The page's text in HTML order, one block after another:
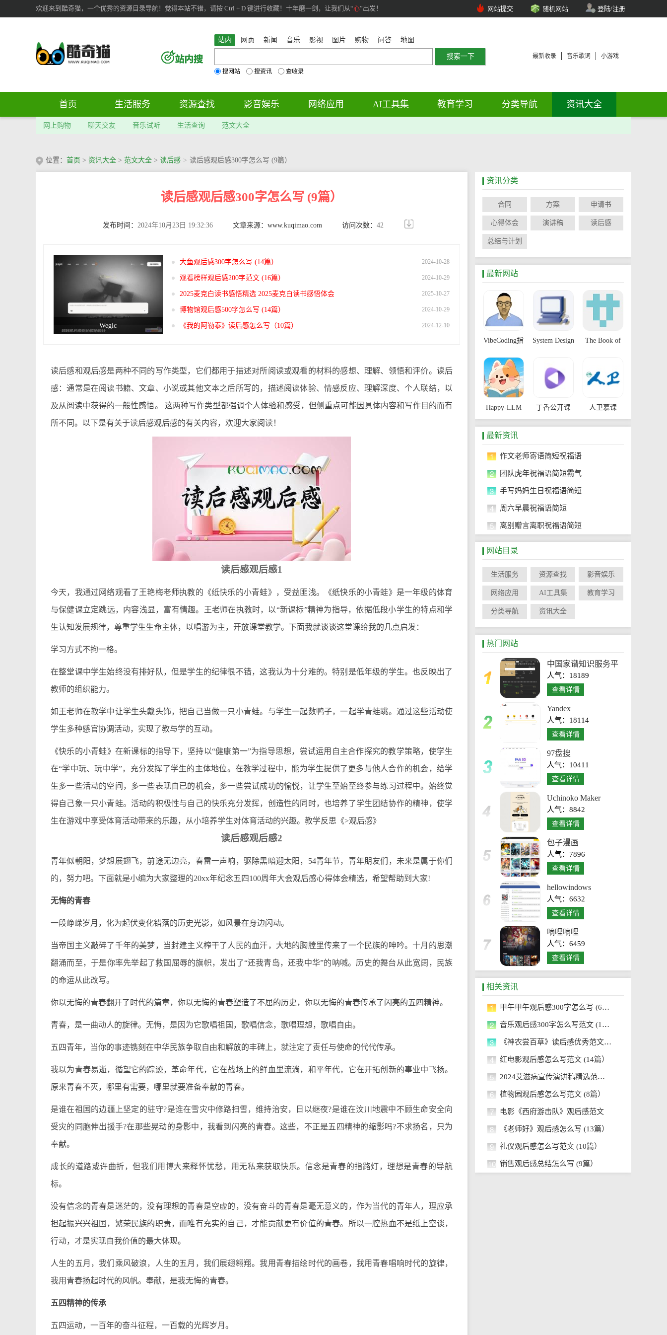
欢迎来到酷奇猫，一个优秀的资源目录导航！觉得本站不错，请按 Ctrl + D 键进行收藏！十年磨一剑，让我们从“心”出发！ 网站提交 随机网站 登陆/注册
站内 网页 新闻 音乐 影视 图片 购物 问答 地图
搜网站 搜资讯 查收录
最新收录 音乐歌词 小游戏
首页 生活服务 资源查找 影音娱乐 网络应用 AI工具集 教育学习 分类导航 资讯大全
网上购物 聊天交友 音乐试听 生活查询 范文大全
位置： 首页 > 资讯大全 > 范文大全 > 读后感 > 读后感观后感300字怎么写 (9篇）
读后感观后感300字怎么写 (9篇）
发布时间： 2024年10月23日 19:32:36 文章来源： www.kuqimao.com 访问次数： 42
Wegic
大鱼观后感300字怎么写 (14篇） 2024-10-28
观看榜样观后感200字范文 (16篇） 2024-10-29
2025麦克白读书感悟精选 2025麦克白读书感悟体会 2025-10-27
博物馆观后感500字怎么写 (14篇） 2024-10-29
《我的阿勒泰》读后感怎么写（10篇） 2024-12-10
读后感和观后感是两种不同的写作类型，它们都用于描述对所阅读或观看的材料的感想、理解、领悟和评价。读后
感：通常是在阅读书籍、文章、小说或其他文本之后所写的，描述阅读体验、情感反应、理解深度、个人联结，以
及从阅读中获得的一般性感悟。 这两种写作类型都强调个人体验和感受，但侧重点可能因具体内容和写作目的而有
所不同。以下是有关于读后感观后感的有关内容，欢迎大家阅读！
读后感观后感1
今天，我通过网络观看了王艳梅老师执教的《纸快乐的小青蛙》，受益匪浅。《纸快乐的小青蛙》是一年级的体育
与保健课立定跳远，内容浅显，富有情趣。王老师在执教时，以“新课标”精神为指导，依据低段小学生的特点和学
生认知发展规律，尊重学生生命主体，以唱游为主，开放课堂教学。下面我就谈谈这堂课给我的几点启发：
学习方式不拘一格。
在整堂课中学生始终没有排好队，但是学生的纪律很不错，这我认为十分难的。特别是低年级的学生。也反映出了
教师的组织能力。
如王老师在教学中让学生头戴头饰，把自己当做一只小青蛙。与学生一起数鸭子，一起学青蛙跳。通过这些活动使
学生多种感官协调活动，实现了教与学的互动。
《快乐的小青蛙》在新课标的指导下，坚持以“健康第一”为指导思想，尝试运用自主合作探究的教学策略，使学生
在“学中玩、玩中学”，充分发挥了学生的主体地位。在教学过程中，能为学生提供了更多与他人合作的机会，给学
生多一些活动的空间，多一些表现自已的机会，多一些尝试成功的愉悦，让学生至始至终参与练习过程中。始终觉
得自己象一只小青蛙。活动的积极性与自己的快乐充分发挥，创造性的同时，也培养了学生团结协作的精神，使学
生在游戏中享受体育活动带来的乐趣，从小培养学生对体育活动的兴趣。教学反思《>观后感》
读后感观后感2
青年似朝阳，梦想展翅飞，前途无边亮，春雷一声响，驱除黑暗迎太阳，54青年节，青年朋友们，未来是属于你们
的，努力吧。下面就是小编为大家整理的20xx年纪念五四100周年大会观后感心得体会精选，希望帮助到大家!
无悔的青春
一段峥嵘岁月，化为起伏变化错落的历史光影，如风景在身边闪动。
当帝国主义敲碎了千年的美梦，当封建主义榨干了人民的血汗，大地的胸膛里传来了一个民族的呻吟。十月的思潮
翻涌而至，于是你率先举起了救国屈辱的旗帜，发出了“还我青岛，还我中华”的呐喊。历史的舞台从此宽阔，民族
的命运从此改写。
你以无悔的青春翻开了时代的篇章，你以无悔的青春塑造了不屈的历史，你以无悔的青春传承了闪亮的五四精神。
青春，是一曲动人的旋律。无悔，是因为它歌唱祖国，歌唱信念，歌唱理想，歌唱自由。
五四青年，当你的事迹镌刻在中华民族争取自由和解放的丰碑上，就注定了责任与使命的代代传承。
我以为青春易逝，循望它的踪迹，革命年代，它在战场上的鲜血里流淌，和平年代，它在开拓创新的事业中飞扬。
原来青春不灭，哪里有需要，哪里就要准备奉献的青春。
是谁在祖国的边疆上坚定的驻守?是谁在雪灾中修路扫雪，维持治安，日以继夜?是谁在汶川地震中不顾生命安全向
受灾的同胞伸出援手?在那些晃动的身影中，我看到闪亮的青春。这些，不正是五四精神的缩影吗?不求扬名，只为
奉献。
成长的道路或许曲折，但我们用博大来释怀忧愁，用无私来获取快乐。信念是青春的指路灯，理想是青春的导航
标。
没有信念的青春是迷茫的，没有理想的青春是空虚的，没有奋斗的青春是毫无意义的，作为当代的青年人，理应承
担起振兴兴祖国，繁荣民族的职责，而唯有充实的自己，才能贡献更有价值的青春。所以一腔热血不是纸上空谈，
行动，才是实现自我价值的最大体现。
人生的五月，我们乘风破浪，人生的五月，我们展翅翱翔。我用青春描绘时代的画卷，我用青春唱响时代的旋律，
我用青春扬起时代的风帆。奉献，是我无悔的青春。
五四精神的传承
五四运动，一百年的奋斗征程，一百载的光辉岁月。
资讯分类
合同 方案 申请书
心得体会 演讲稿 读后感
总结与计划
最新网站
VibeCoding指
南
System Design The Book of
Knowledge
Happy-LLM 丁香公开课 人卫慕课
最新资讯
1 作文老师寄语简短祝福语
2 团队虎年祝福语简短霸气
3 手写妈妈生日祝福语简短
4 周六早晨祝福语简短
5 离别赠言离职祝福语简短
网站目录
生活服务 资源查找 影音娱乐
网络应用 AI工具集 教育学习
分类导航 资讯大全
热门网站
中国家谱知识服务平
台
人气：18189
查看详情
Yandex
人气：18114
查看详情
97盘搜
人气：10411
查看详情
Uchinoko Maker
人气：8842
查看详情
包子漫画
人气：7896
查看详情
hellowindows
人气：6632
查看详情
嘀哩嘀哩
人气：6459
查看详情
相关资讯
1 甲午甲午观后感300字怎么写 (6篇）
2 音乐观后感300字怎么写范文 (14篇）
3 《神农尝百草》读后感优秀范文17篇
4 红电影观后感怎么写范文 (14篇）
5 2024艾滋病宣传演讲稿精选范文14篇
6 植物园观后感怎么写范文 (8篇）
7 电影《西府游击队》观后感范文
8 《老师好》观后感怎么写 (13篇）
9 礼仪观后感怎么写范文 (10篇）
10 销售观后感总结怎么写 (9篇）